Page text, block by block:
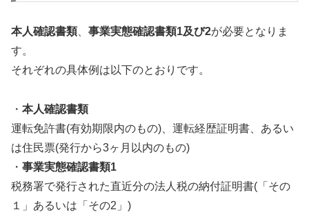
本人確認書類、 事業実態確認書類1及び2が必要となりま
す。
それぞれの具体例は以下のとおりです。
・ 本人確認書類
運転免許書(有効期限内のもの)、運転経歴証明書、あるい
は住民票(発行から3ヶ月以内のもの)
・ 事業実態確認書類1
税務署で発行された直近分の法人税の納付証明書(「その
１」あるいは「その2」)